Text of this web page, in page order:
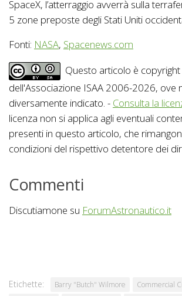
SpaceX, l’atterraggio avverrà sulla
5 zone preposte degli Stati Uniti
Fonti: NASA, Spacenews.com
Questo articolo è copyright
dell'Associazione ISAA 2006-2026, ove
diversamente indicato. - Consulta la
licenza non si applica agli eventuali
presenti in questo articolo, che
condizioni del rispettivo detentore dei
Commenti
Discutiamone su ForumAstronautico.it
Etichette: Barry "Butch" Wilmore
Commercial